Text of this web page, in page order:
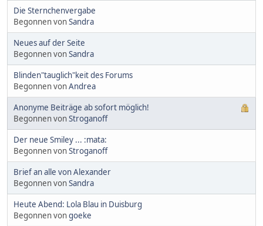
Die Sternchenvergabe
Begonnen vonSandra
Neues auf der Seite
Begonnen vonSandra
Blinden"tauglich"keit des Forums
Begonnen vonAndrea
Anonyme Beiträge ab sofort möglich!
Begonnen vonStroganoff
Der neue Smiley ... :mata:
Begonnen vonStroganoff
Brief an alle von Alexander
Begonnen vonSandra
Heute Abend: Lola Blau in Duisburg
Begonnen vongoeke